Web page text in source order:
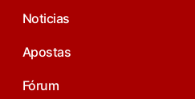
Noticias
Apostas
Fórum